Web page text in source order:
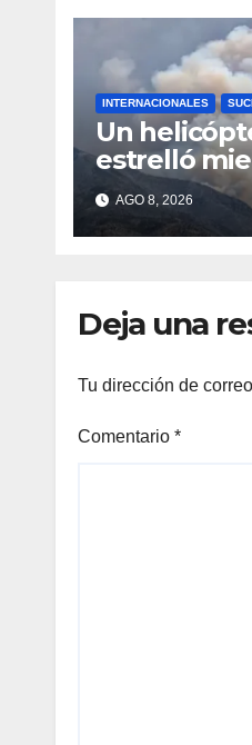
INTERNACIONALES
Un
estrelló
combatía
incendio
Utah
AGO 8, 2026
Deja una
Tu dirección de
Comentario *